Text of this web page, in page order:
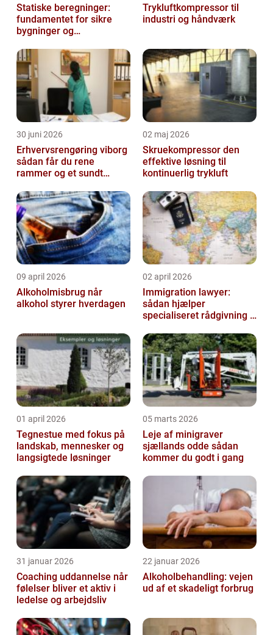
Statiske beregninger:
fundamentet for sikre
bygninger og
Trykluftkompressor til
industri og håndværk
30 juni 2026
Erhvervsrengøring viborg
sådan får du rene
rammer og et sundt
02 maj 2026
Skruekompressor den
effektive løsning til
kontinuerlig trykluft
09 april 2026
Alkoholmisbrug når
alkohol styrer hverdagen
02 april 2026
Immigration lawyer:
sådan hjælper
specialiseret rådgivning i
01 april 2026
Tegnestue med fokus på
landskab, mennesker og
langsigtede løsninger
05 marts 2026
Leje af minigraver
sjællands odde sådan
kommer du godt i gang
31 januar 2026
Coaching uddannelse når
følelser bliver et aktiv i
ledelse og arbejdsliv
22 januar 2026
Alkoholbehandling: vejen
ud af et skadeligt forbrug